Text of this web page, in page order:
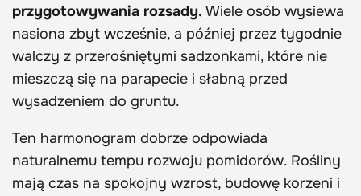
przygotowywania rozsady. Wiele osób wysiewa
nasiona zbyt wcześnie, a później przez tygodnie
walczy z przerośniętymi sadzonkami, które nie
mieszczą się na parapecie i słabną przed
wysadzeniem do gruntu.
Ten harmonogram dobrze odpowiada
naturalnemu tempu rozwoju pomidorów. Rośliny
mają czas na spokojny wzrost, budowę korzeni i